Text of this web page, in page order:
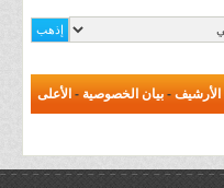
الأرشيف - بيان الخصوصية - الأعلى